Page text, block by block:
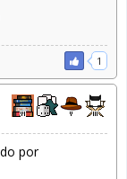
1
por